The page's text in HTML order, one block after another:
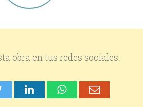
obra en tus redes sociales: